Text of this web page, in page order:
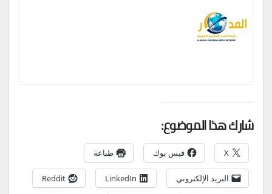
شارك هذا الموضوع:
X فيس بوك طباعة
البريد الإلكتروني LinkedIn
Reddit